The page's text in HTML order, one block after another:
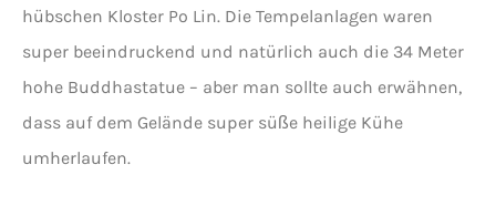
hübschen Kloster Po Lin. Die Tempelanlagen waren
super beeindruckend und natürlich auch die 34 Meter
hohe Buddhastatue – aber man sollte auch erwähnen,
dass auf dem Gelände super süße heilige Kühe
umherlaufen.
DESDAS
AUSSICHT
VON
AUF